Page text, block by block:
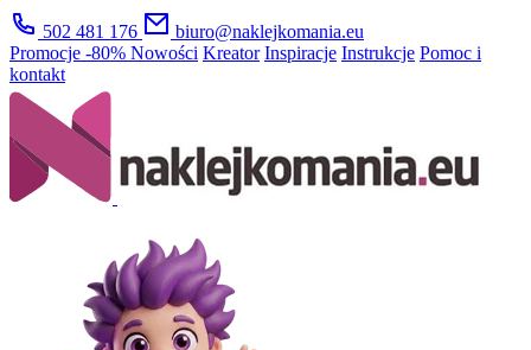
502 481 176
biuro@naklejkomania.eu
Promocje -80% Nowości Kreator Inspiracje Instrukcje Pomoc i
kontakt